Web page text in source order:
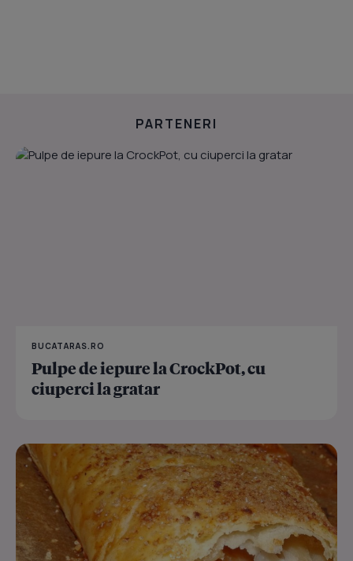
PARTENERI
BUCATARAS.RO
Pulpe de iepure la CrockPot, cu
ciuperci la gratar